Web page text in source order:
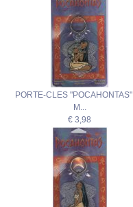
PORTE-CLES
M...
€ 3,98